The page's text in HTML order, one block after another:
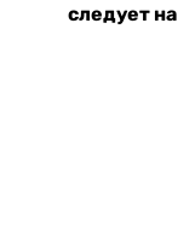
следует